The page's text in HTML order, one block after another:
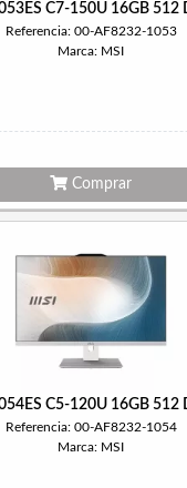
C7-150U 16GB 512
Referencia: 00-AF8232-1053
Marca: MSI
Comprar
C5-120U 16GB 512
Referencia: 00-AF8232-1054
Marca: MSI